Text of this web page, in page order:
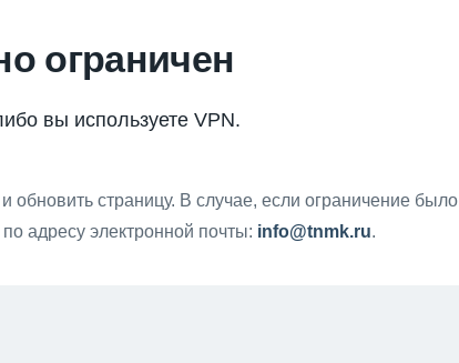
ограничен
вы используете VPN.
обновить страницу. В случае, если ограничение было
адресу электронной почты: info@tnmk.ru.